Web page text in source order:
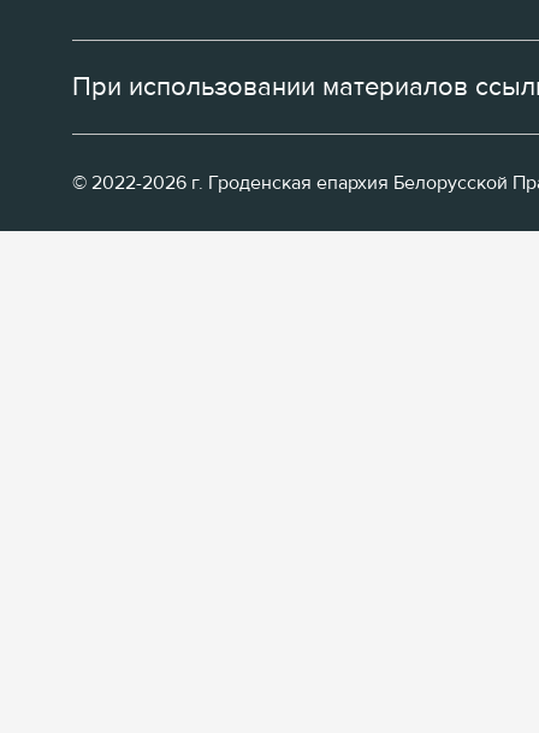
При использовании материалов
© 2022-2026 г. Гроденская епархия Белорусской